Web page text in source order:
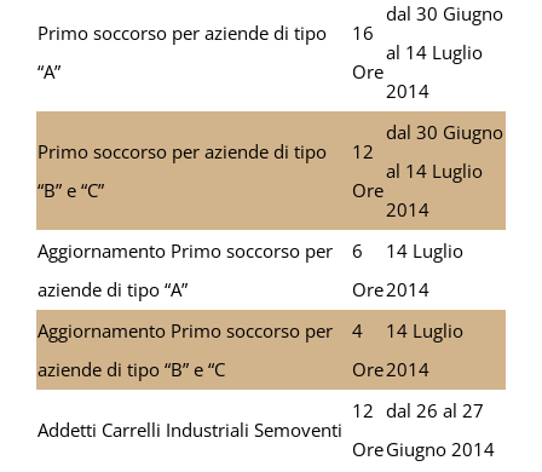
Primo soccorso per aziende di tipo
“A”
16
Ore
dal 30 Giugno
al 14 Luglio
2014
Primo soccorso per aziende di tipo
“B” e “C”
12
Ore
dal 30 Giugno
al 14 Luglio
2014
Aggiornamento Primo soccorso per
aziende di tipo “A”
6
Ore
14 Luglio
2014
Aggiornamento Primo soccorso per
aziende di tipo “B” e “C
4
Ore
14 Luglio
2014
Addetti Carrelli Industriali Semoventi
12
Ore
dal 26 al 27
Giugno 2014